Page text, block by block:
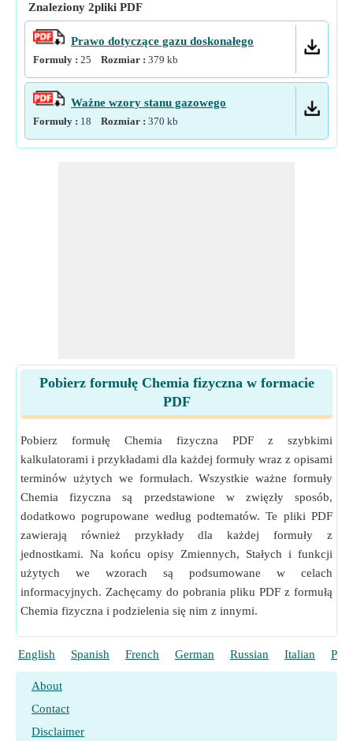
Znaleziony 2pliki PDF
Prawo dotyczące gazu doskonałego
Formuły : 25 Rozmiar : 379 kb
Ważne wzory stanu gazowego
Formuły : 18 Rozmiar : 370 kb
Pobierz formułę Chemia fizyczna w formacie
PDF
Pobierz formułę Chemia fizyczna PDF z szybkimi
kalkulatorami i przykładami dla każdej formuły wraz z opisami
terminów użytych we formułach. Wszystkie ważne formuły
Chemia fizyczna są przedstawione w zwięzły sposób,
dodatkowo pogrupowane według podtematów. Te pliki PDF
zawierają również przykłady dla każdej formuły z
jednostkami. Na końcu opisy Zmiennych, Stałych i funkcji
użytych we wzorach są podsumowane w celach
informacyjnych. Zachęcamy do pobrania pliku PDF z formułą
Chemia fizyczna i podzielenia się nim z innymi.
English Spanish French German Russian Italian
About
Contact
Disclaimer